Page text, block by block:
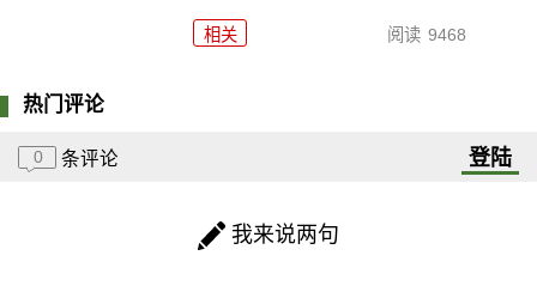
相关 阅读 9468
热门评论
0 条评论 登陆
我来说两句